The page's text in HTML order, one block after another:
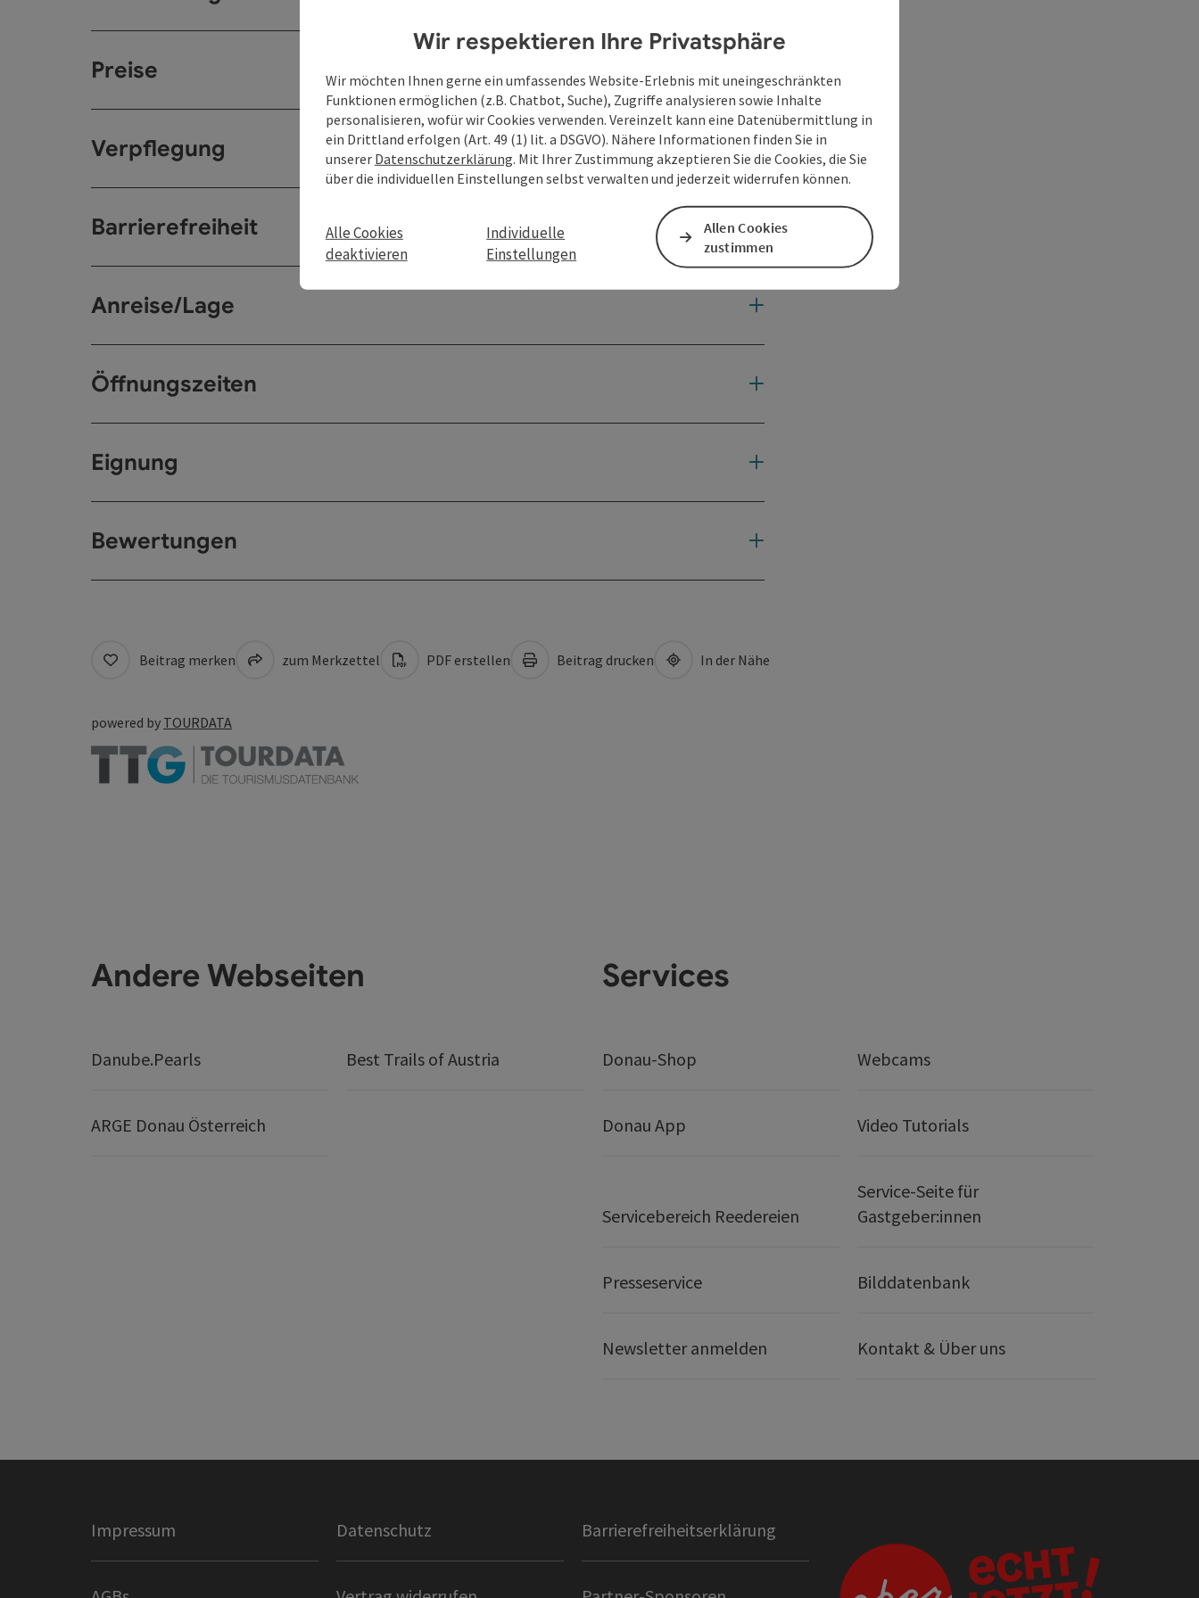
Preise
Verpflegung
Barrierefreiheit
Anreise/Lage
Öffnungszeiten
Eignung
Bewertungen
Beitrag merken zum Merkzettel PDF erstellen Beitrag drucken In der Nähe
powered by TOURDATA
Andere Webseiten
Danube.Pearls Best Trails of Austria
ARGE Donau Österreich
Services
Donau-Shop Webcams
Donau App Video Tutorials
Servicebereich Reedereien
Service-Seite für
Gastgeber:innen
Presseservice Bilddatenbank
Newsletter anmelden Kontakt & Über uns
Impressum Datenschutz Barrierefreiheitserklärung
Wir respektieren Ihre Privatsphäre
Wir möchten Ihnen gerne ein umfassendes Website-Erlebnis mit uneingeschränkten
Funktionen ermöglichen (z.B. Chatbot, Suche), Zugriffe analysieren sowie Inhalte
personalisieren, wofür wir Cookies verwenden. Vereinzelt kann eine Datenübermittlung in
ein Drittland erfolgen (Art. 49 (1) lit. a DSGVO). Nähere Informationen finden Sie in
unserer Datenschutzerklärung. Mit Ihrer Zustimmung akzeptieren Sie die Cookies, die Sie
über die individuellen Einstellungen selbst verwalten und jederzeit widerrufen können.
Alle Cookies
deaktivieren
Individuelle
Einstellungen
Allen Cookies
zustimmen